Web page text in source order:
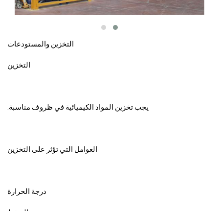
التخزين والمستودعات
التخزين
يجب تخزين المواد الكيميائية في ظروف مناسبة.
العوامل التي تؤثر على التخزين
درجة الحرارة